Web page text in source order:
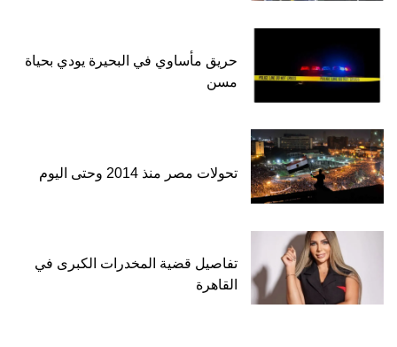
حريق مأساوي في البحيرة يودي بحياة
مسن
تحولات مصر منذ 2014 وحتى اليوم
تفاصيل قضية المخدرات الكبرى في
القاهرة